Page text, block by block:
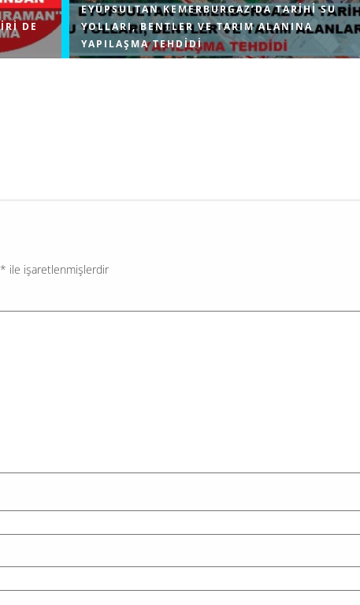
DE
temel
ve
EYÜPSULTAN KEMERBURGAZ’DA TARIHI SU
YOLLARI, BENTLER VE TARIM ALANINA
YAPILAŞMA TEHDIDI
* ile işaretlenmişlerdir